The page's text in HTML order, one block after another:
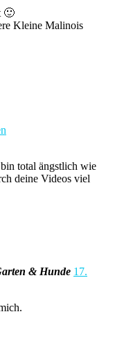
🙂
Kleine Malinois
total ängstlich wie
deine Videos viel
& Hunde 17.